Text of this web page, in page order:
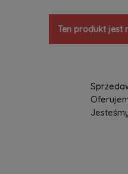
Ten produkt jest